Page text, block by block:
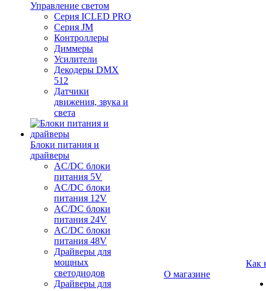
Управление светом
Серия ICLED PRO
Серия JM
Контроллеры
Диммеры
Усилители
Декодеры DMX
512
Датчики
движения, звука и
света
Блоки питания и
драйверы
AC/DC блоки
питания 5V
AC/DC блоки
питания 12V
AC/DC блоки
питания 24V
AC/DC блоки
питания 48V
Драйверы для
мощных
светодиодов
Драйверы для
О магазине
Как